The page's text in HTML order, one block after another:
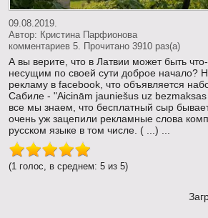
09.08.2019.
Автор: Кристина Парфионова
комментариев 5. Прочитано 3910 раз(a)
А вы верите, что в Латвии может быть
несущим по своей сути доброе начало?
рекламу в facebook, что объявляется
Сабиле - "Aicinām jauniešus uz
все мы знаем, что бесплатный сыр
очень уж зацепили рекламные слова
русском языке в том числе. ( ...) ...
(1 голос, в среднем: 5 из 5)